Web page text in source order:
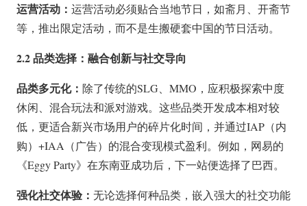
运营活动： 运营活动必须贴合当地节日，如斋月、开斋节
等，推出限定活动，而不是生搬硬套中国的节日活动。
2.2 品类选择：融合创新与社交导向
品类多元化： 除了传统的SLG、MMO，应积极探索中度
休闲、混合玩法和派对游戏。这些品类开发成本相对较
低，更适合新兴市场用户的碎片化时间，并通过IAP（内
购）+IAA（广告）的混合变现模式盈利。例如，网易的
《Eggy Party》在东南亚成功后，下一站便选择了巴西。
强化社交体验： 无论选择何种品类，嵌入强大的社交功能